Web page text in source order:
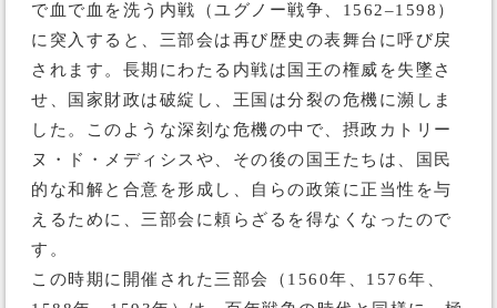
で血で血を洗う内戦（ユグノー戦争、1562–1598）
に突入すると、三部会は再び歴史の表舞台に呼び戻
されます。長期にわたる内戦は国王の権威を失墜さ
せ、国家財政は破綻し、王国は分裂の危機に瀕しま
した。このような深刻な危機の中で、摂政カトリー
ヌ・ド・メディシスや、その後の国王たちは、国民
的な和解と合意を形成し、自らの政策に正当性を与
えるために、三部会に頼らざるを得なくなったので
す。
この時期に開催された三部会（1560年、1576年、